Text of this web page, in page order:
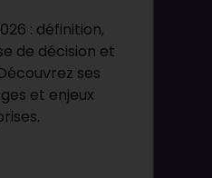
: définition,
de décision et
ses
et enjeux